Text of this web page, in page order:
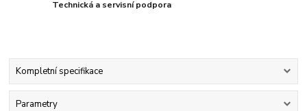
Technická a servisní podpora
Kompletní specifikace
Parametry